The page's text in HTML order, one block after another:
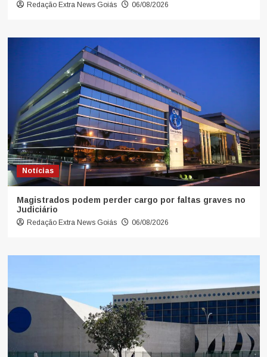
Redação Extra News Goiás 06/08/2026
Notícias
Magistrados podem perder cargo por faltas graves no
Judiciário
Redação Extra News Goiás 06/08/2026